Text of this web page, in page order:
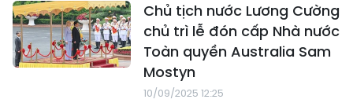
Chủ tịch nước Lương Cường
chủ trì lễ đón cấp Nhà nước
Toàn quyền Australia Sam
Mostyn
10/09/2025 12:25